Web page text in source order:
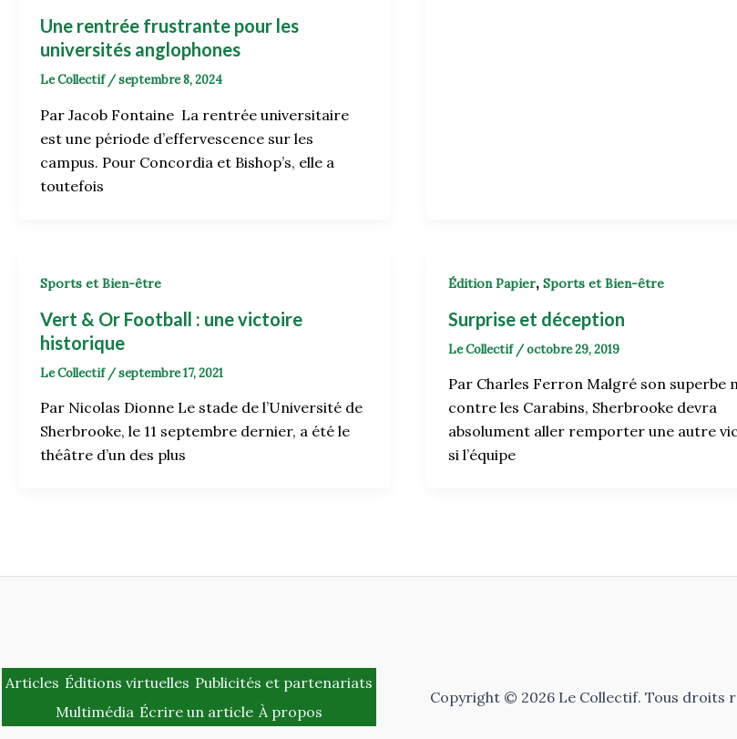
Une rentrée frustrante pour les
universités anglophones
Le Collectif /septembre 8, 2024
Par Jacob Fontaine La rentrée universitaire
est une période d’effervescence sur les
campus. Pour Concordia et Bishop’s, elle a
toutefois
Sports et Bien-être
Vert & Or Football : une victoire
historique
Le Collectif /septembre 17, 2021
Par Nicolas Dionne Le stade de l’Université de
Sherbrooke, le 11 septembre dernier, a été le
théâtre d’un des plus
Édition Papier, Sports et Bien-être
Surprise et déception
Le Collectif /octobre 29, 2019
Par Charles Ferron Malgré son superbe
contre les Carabins, Sherbrooke devra
absolument aller remporter une autre
si l’équipe
Articles Éditions virtuelles Publicités et partenariats
Multimédia Écrire un article À propos
Copyright © 2026 Le Collectif. Tous droits